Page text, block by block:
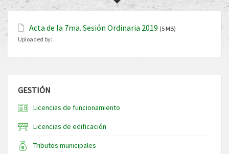
Acta de la 7ma. Sesión Ordinaria 2019 (5 MB)
Uploaded by:
GESTIÓN
Licencias de funcionamiento
Licencias de edificación
Tributos municipales